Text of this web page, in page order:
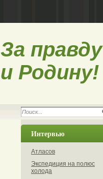
За правду
и Родину!
Интервью
Атласов
Экспедиция на полюс
холода